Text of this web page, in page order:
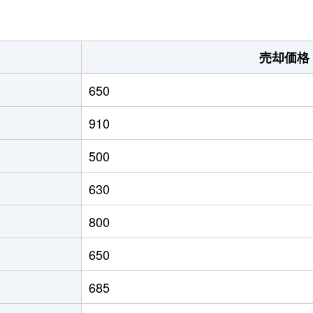
徒歩11分 85m²
築21年
徒歩14分 85m²
築21年
徒歩14分 85m²
築21年
徒歩19分 90m²
築14年
徒歩12分 90m²
築13年
徒歩11分 80m²
築14年
幡宮
徒歩12分 60m² 築46年
売却価
650
910
500
630
800
650
685